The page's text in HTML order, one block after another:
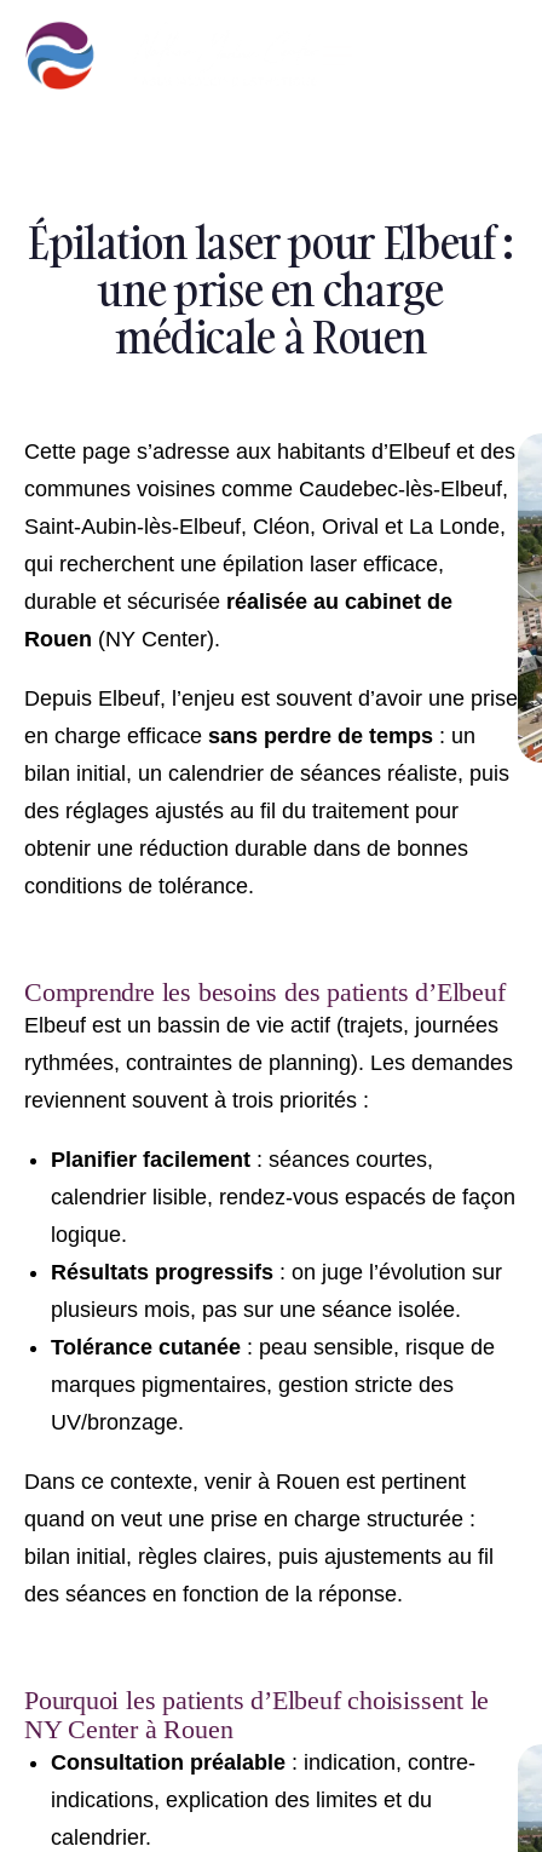
Épilation laser pour Elbeuf :
une prise en charge
médicale à Rouen
Cette page s’adresse aux habitants d’Elbeuf et des
communes voisines comme Caudebec-lès-Elbeuf,
Saint-Aubin-lès-Elbeuf, Cléon, Orival et La Londe,
qui recherchent une épilation laser efficace,
durable et sécurisée réalisée au cabinet de
Rouen (NY Center).
Depuis Elbeuf, l’enjeu est souvent d’avoir une prise
en charge efficace sans perdre de temps : un
bilan initial, un calendrier de séances réaliste, puis
des réglages ajustés au fil du traitement pour
obtenir une réduction durable dans de bonnes
conditions de tolérance.
Comprendre les besoins des patients d’Elbeuf
Elbeuf est un bassin de vie actif (trajets, journées
rythmées, contraintes de planning). Les demandes
reviennent souvent à trois priorités :
Planifier facilement: séances courtes,
calendrier lisible, rendez-vous espacés de façon
logique.
Résultats progressifs: on juge l’évolution sur
plusieurs mois, pas sur une séance isolée.
Tolérance cutanée: peau sensible, risque de
marques pigmentaires, gestion stricte des
UV/bronzage.
Dans ce contexte, venir à Rouen est pertinent
quand on veut une prise en charge structurée :
bilan initial, règles claires, puis ajustements au fil
des séances en fonction de la réponse.
Pourquoi les patients d’Elbeuf choisissent le
NY Center à Rouen
Consultation préalable: indication, contre-
indications, explication des limites et du
calendrier.